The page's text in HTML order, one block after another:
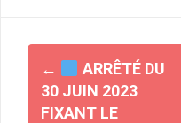
Navigation
d'article
←
ARRÊTÉ DU
30 JUIN 2023
FIXANT LE